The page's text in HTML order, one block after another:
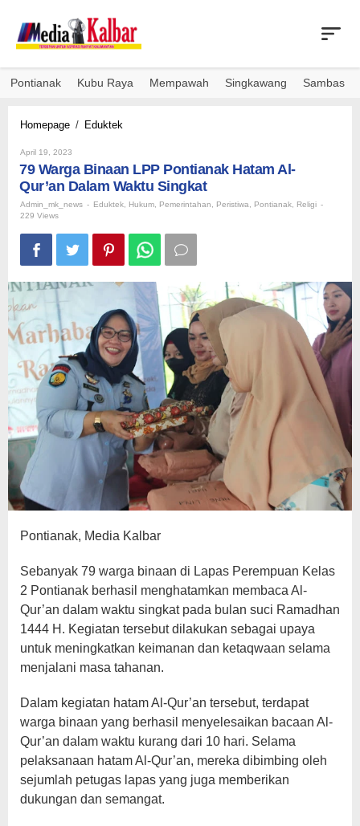
content
Pontianak Kubu Raya Mempawah Singkawang Sambas
Homepage / Eduktek
LPP
Pontianak
Al-
Dalam
Waktu
Singkat
April 19, 2023
79 Warga Binaan LPP Pontianak Hatam Al-
Qur’an Dalam Waktu Singkat
Admin_mk_news - Eduktek Hukum Pemerintahan Peristiwa Pontianak Religi -
229 Views
Pontianak, Media Kalbar
Sebanyak 79 warga binaan di Lapas Perempuan Kelas
2 Pontianak berhasil menghatamkan membaca Al-
Qur’an dalam waktu singkat pada bulan suci Ramadhan
1444 H. Kegiatan tersebut dilakukan sebagai upaya
untuk meningkatkan keimanan dan ketaqwaan selama
menjalani masa tahanan.
Dalam kegiatan hatam Al-Qur’an tersebut, terdapat
warga binaan yang berhasil menyelesaikan bacaan Al-
Qur’an dalam waktu kurang dari 10 hari. Selama
pelaksanaan hatam Al-Qur’an, mereka dibimbing oleh
sejumlah petugas lapas yang juga memberikan
dukungan dan semangat.